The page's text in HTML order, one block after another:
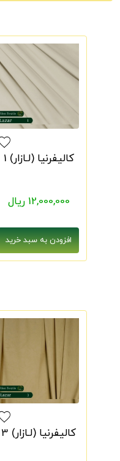
کالیفرنیا (لـازار) 1
12,000,000 ریال
کالیفرنیا (لـازار) 3